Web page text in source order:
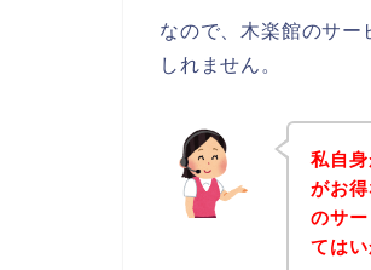
なので、木楽館のサー
しれません。
私自
がお
のサ
ては